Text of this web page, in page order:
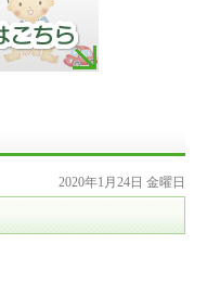
2020年1月24日 金曜日